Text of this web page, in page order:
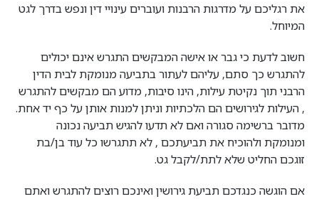
את רגליכם על מדרגות הרבנות ועוברים עינויי דין ונפש בדרך לגט
המיוחל.
חשוב לדעת כי גבר או אישה המבקשים התגרש אינם יכולים
להתגרש כך סתם, עליהם לעתור בתביעה מנומקת לבית הדין
הרבני תוך נקיטת עילות, הינו סיבות, מדוע הם מבקשים להתגרש
, העילות לגירושים הם הלכתיות וניתן למנות אותן על כף יד אחת.
מדובר ברשימה סגורה ואם לא תדעו להגיש תביעה נכונה
ומנומקת ולהוכיח את תביעתכם , לא תתגרשו כל עוד בן/בת
זוגכם החליט שלא לתת/לקבל גט.
אם הוגשה כנגדכם תביעת גירושין ואינכם רוצים להתגרש ואתם